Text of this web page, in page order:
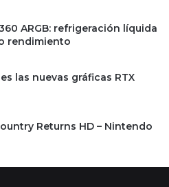
ARGB: refrigeración líquida
rendimiento
las nuevas gráficas RTX
Returns HD – Nintendo